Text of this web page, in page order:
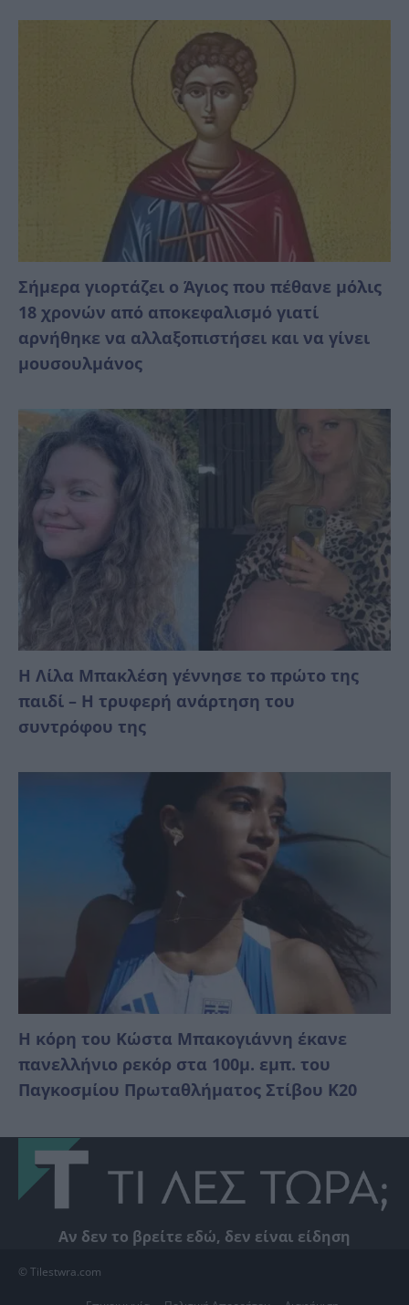
Σήμερα γιορτάζει ο Άγιος που πέθανε μόλις
18 χρονών από αποκεφαλισμό γιατί
αρνήθηκε να αλλαξοπιστήσει και να γίνει
μουσουλμάνος
Η Λίλα Μπακλέση γέννησε το πρώτο της
παιδί – Η τρυφερή ανάρτηση του
συντρόφου της
Η κόρη του Κώστα Μπακογιάννη έκανε
πανελλήνιο ρεκόρ στα 100μ. εμπ. του
Παγκοσμίου Πρωταθλήματος Στίβου Κ20
Αν δεν το βρείτε εδώ, δεν είναι είδηση
© Tilestwra.com